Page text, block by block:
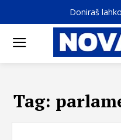
Doniraš
Tag: